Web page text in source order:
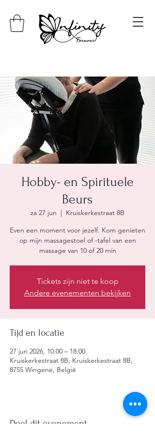
Hobby- en Spirituele
Beurs
za 27 jun
  |
Kruiskerkestraat 8B
Even een moment voor jezelf. Kom genieten
op mijn massagestoel of -tafel van een
massage van 10 of 20 min
Tickets zijn niet te koop
Andere evenementen bekijken
Tijd en locatie
27 jun 2026, 10:00 – 18:00
Kruiskerkestraat 8B, Kruiskerkestraat 8B,
8755 Wingene, België
Deel dit evenement